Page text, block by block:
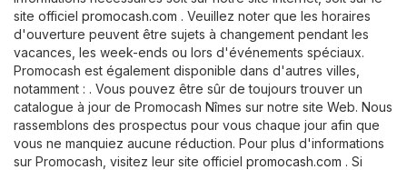
site officiel promocash.com . Veuillez noter que les horaires
d'ouverture peuvent être sujets à changement pendant les
vacances, les week-ends ou lors d'événements spéciaux.
Promocash est également disponible dans d'autres villes,
notamment : . Vous pouvez être sûr de toujours trouver un
catalogue à jour de Promocash Nîmes sur notre site Web. Nous
rassemblons des prospectus pour vous chaque jour afin que
vous ne manquiez aucune réduction. Pour plus d'informations
sur Promocash, visitez leur site officiel promocash.com . Si